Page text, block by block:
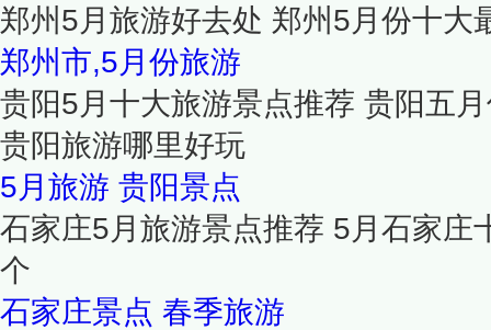
郑州5月旅游好去处 郑州5月份十大
郑州市,5月份旅游
贵阳5月十大旅游景点推荐 贵阳五
贵阳旅游哪里好玩
5月旅游 贵阳景点
石家庄5月旅游景点推荐 5月石家庄
个
石家庄景点 春季旅游